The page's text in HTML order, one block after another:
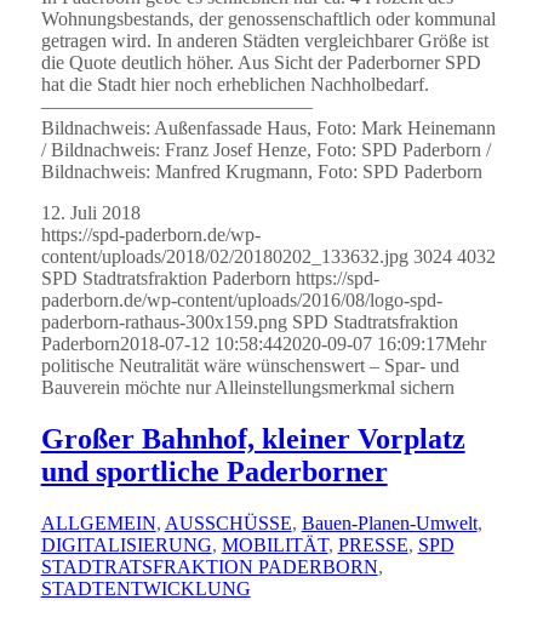
Wohnungsbestands, der genossenschaftlich oder kommunal
getragen wird. In anderen Städten vergleichbarer Größe ist
die Quote deutlich höher. Aus Sicht der Paderborner SPD
hat die Stadt hier noch erheblichen Nachholbedarf.
——————————————
Bildnachweis: Außenfassade Haus, Foto: Mark Heinemann
/ Bildnachweis: Franz Josef Henze, Foto: SPD Paderborn /
Bildnachweis: Manfred Krugmann, Foto: SPD Paderborn
12. Juli 2018
https://spd-paderborn.de/wp-
content/uploads/2018/02/20180202_133632.jpg 3024 4032
SPD Stadtratsfraktion Paderborn https://spd-
paderborn.de/wp-content/uploads/2016/08/logo-spd-
paderborn-rathaus-300x159.png SPD Stadtratsfraktion
Paderborn2018-07-12 10:58:442020-09-07 16:09:17Mehr
politische Neutralität wäre wünschenswert – Spar- und
Bauverein möchte nur Alleinstellungsmerkmal sichern
Großer Bahnhof, kleiner Vorplatz
und sportliche Paderborner
ALLGEMEIN, AUSSCHÜSSE, Bauen-Planen-Umwelt,
DIGITALISIERUNG, MOBILITÄT, PRESSE, SPD
STADTRATSFRAKTION PADERBORN,
STADTENTWICKLUNG